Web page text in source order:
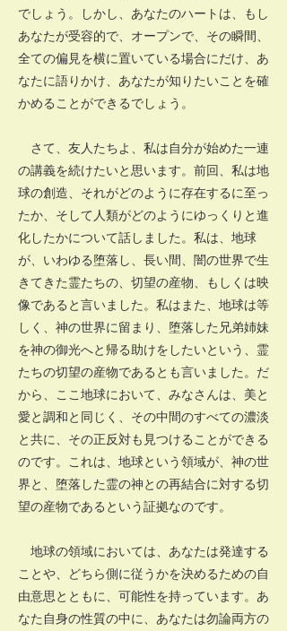
でしょう。しかし、あなたのハートは、もし
あなたが受容的で、オープンで、その瞬間、
全ての偏見を横に置いている場合にだけ、あ
なたに語りかけ、あなたが知りたいことを確
かめることができるでしょう。
さて、友人たちよ、私は自分が始めた一連
の講義を続けたいと思います。前回、私は地
球の創造、それがどのように存在するに至っ
たか、そして人類がどのようにゆっくりと進
化したかについて話しました。私は、地球
が、いわゆる堕落し、長い間、闇の世界で生
きてきた霊たちの、切望の産物、もしくは映
像であると言いました。私はまた、地球は等
しく、神の世界に留まり、堕落した兄弟姉妹
を神の御光へと帰る助けをしたいという、霊
たちの切望の産物であるとも言いました。だ
から、ここ地球において、みなさんは、美と
愛と調和と同じく、その中間のすべての濃淡
と共に、その正反対も見つけることができる
のです。これは、地球という領域が、神の世
界と、堕落した霊の神との再結合に対する切
望の産物であるという証拠なのです。
地球の領域においては、あなたは発達する
ことや、どちら側に従うかを決めるための自
由意思とともに、可能性を持っています。あ
なた自身の性質の中に、あなたは勿論両方の